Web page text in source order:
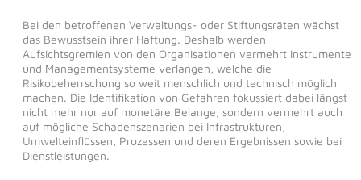
Bei den betroffenen Verwaltungs- oder Stiftungsräten wächst
das Bewusstsein ihrer Haftung. Deshalb werden
Aufsichtsgremien von den Organisationen vermehrt Instrumente
und Managementsysteme verlangen, welche die
Risikobeherrschung so weit menschlich und technisch möglich
machen. Die Identifikation von Gefahren fokussiert dabei längst
nicht mehr nur auf monetäre Belange, sondern vermehrt auch
auf mögliche Schadenszenarien bei Infrastrukturen,
Umwelteinflüssen, Prozessen und deren Ergebnissen sowie bei
Dienstleistungen.